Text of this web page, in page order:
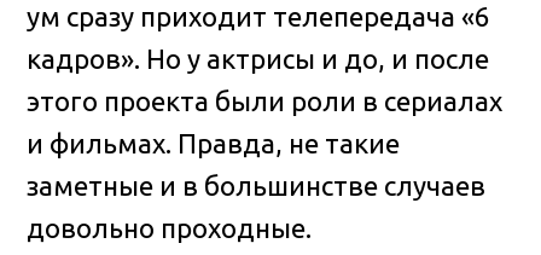
ум сразу приходит телепередача «6
кадров». Но у актрисы и до, и после
этого проекта были роли в сериалах
и фильмах. Правда, не такие
заметные и в большинстве случаев
довольно проходные.